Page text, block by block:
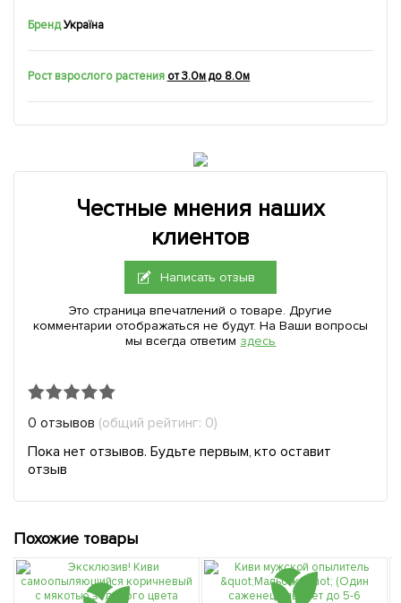
БрендУкраїна
Рост взрослого растения от 3.0м до 8.0м
Честные мнения наших
клиентов
Написать отзыв
Это страница впечатлений о товаре. Другие
комментарии отображаться не будут. На Ваши вопросы
мы всегда ответим здесь
0 отзывов (общий рейтинг: 0)
Пока нет отзывов. Будьте первым, кто оставит
отзыв
Похожие товары